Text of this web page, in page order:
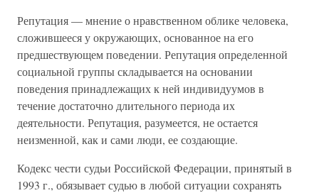
Репутация — мнение о нравственном облике человека,
сложившееся у окружающих, основанное на его
предшествующем поведении. Репутация определенной
социальной группы складывается на основании
поведения принадлежащих к ней индивидуумов в
течение достаточно длительного периода их
деятельности. Репутация, разумеется, не остается
неизменной, как и сами люди, ее создающие.
Кодекс чести судьи Российской Федерации, принятый в
1993 г., обязывает судью в любой ситуации сохранять